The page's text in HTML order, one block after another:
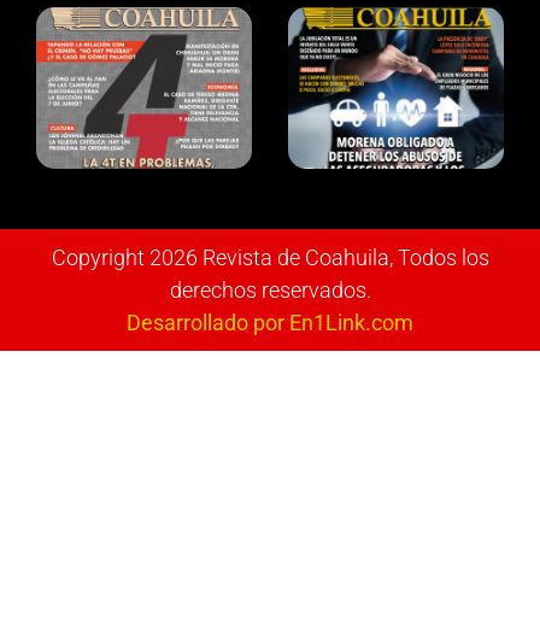
Copyright 2026 Revista de Coahuila, Todos los
derechos reservados.
Desarrollado por En1Link.com